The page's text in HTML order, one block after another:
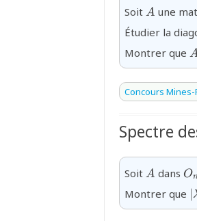
Soit {A}
A une
Étudier la
Montrer que
Concours Mines-
Spectre
Soit {A}
A dans O
Montrer que ∣